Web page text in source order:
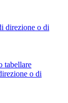
direzione o di
tabellare
o di